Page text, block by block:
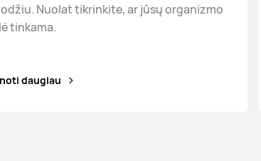
Nuolat tikrinkite, ar jūsų organizmo
tinkama.
daugiau